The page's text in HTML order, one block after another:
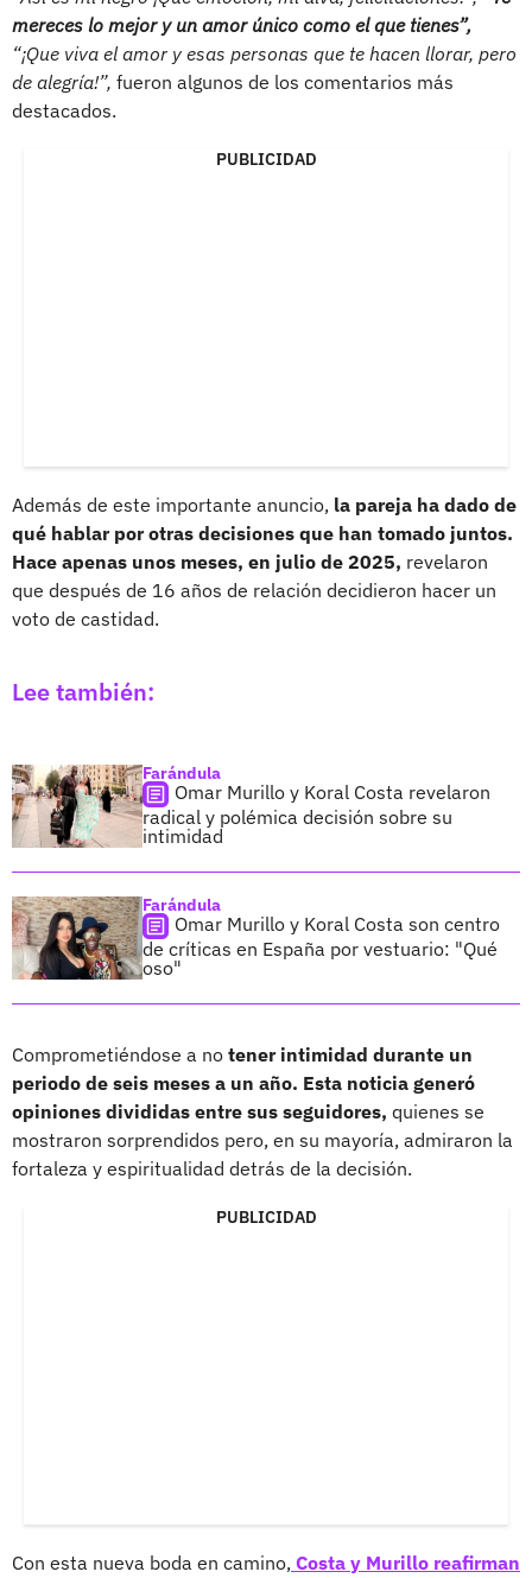
mereces lo mejor y un amor único como el que tienes”,
“¡Que viva el amor y esas personas que te hacen llorar, pero
de alegría!”, fueron algunos de los comentarios más
destacados.
PUBLICIDAD
Además de este importante anuncio, la pareja ha dado de
qué hablar por otras decisiones que han tomado juntos.
Hace apenas unos meses, en julio de 2025, revelaron
que después de 16 años de relación decidieron hacer un
voto de castidad.
Lee también:
Farándula
Omar Murillo y Koral Costa revelaron
radical y polémica decisión sobre su
intimidad
Farándula
Omar Murillo y Koral Costa son centro
de críticas en España por vestuario: "Qué
oso"
Comprometiéndose a no tener intimidad durante un
periodo de seis meses a un año. Esta noticia generó
opiniones divididas entre sus seguidores, quienes se
mostraron sorprendidos pero, en su mayoría, admiraron la
fortaleza y espiritualidad detrás de la decisión.
PUBLICIDAD
Con esta nueva boda en camino, Costa y Murillo reafirman